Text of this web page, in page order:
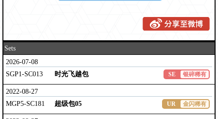
Sets
2026-07-08
SGP1-SC013
时光飞越包 SE 银碎稀有
2022-08-27
MGP5-SC181
超级包05 UR 金闪稀有